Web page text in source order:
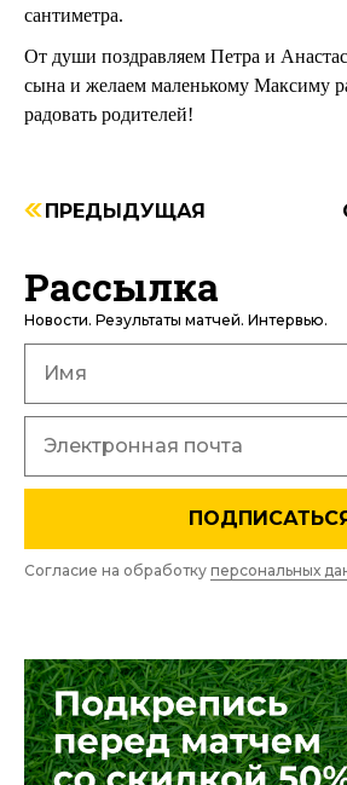
сантиметра.
От души поздравляем Петра и
сына и желаем маленькому Максиму
радовать родителей!
ПРЕДЫДУЩАЯ
Рассылка
Новости. Результаты матчей. Интервью.
Согласие на обработку персональных